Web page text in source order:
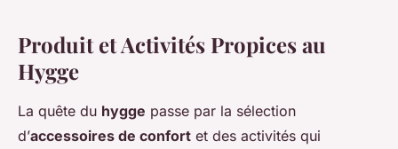
Produit et Activités Propices au
Hygge
La quête du hygge passe par la sélection
d’accessoires de confort et des activités qui